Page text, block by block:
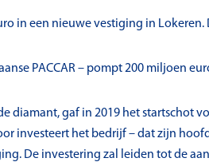
in een nieuwe vestiging in Lokeren.
PACCAR – pompt 200 miljoen
diamant, gaf in 2019 het startschot
investeert het bedrijf – dat zijn
De investering zal leiden tot de